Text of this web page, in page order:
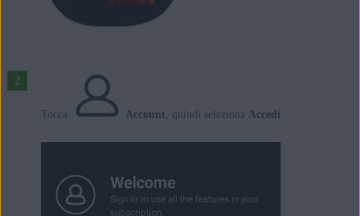
Tocca Account, quindi seleziona Accedi.